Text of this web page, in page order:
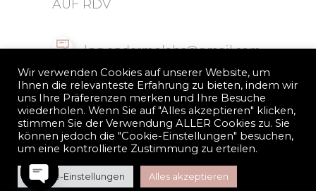
AUF RDV
lpg.endermolabs@gmail.com
+ 41 (0) 79 361 88 60
Wir verwenden Cookies auf unserer Website, um
Ihnen die relevanteste Erfahrung zu bieten, indem wir
uns Ihre Präferenzen merken und Ihre Besuche
wiederholen. Wenn Sie auf "Alles akzeptieren" klicken,
stimmen Sie der Verwendung ALLER Cookies zu. Sie
können jedoch die "Cookie-Einstellungen" besuchen,
um eine kontrollierte Zustimmung zu erteilen.
Cookie-Einstellungen Alles akzeptieren